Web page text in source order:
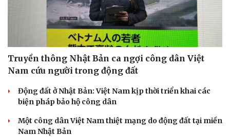
Truyền thông Nhật Bản ca ngợi công dân Việt
Nam cứu người trong động đất
Động đất ở Nhật Bản: Việt Nam kịp thời triển khai các
biện pháp bảo hộ công dân
Một công dân Việt Nam thiệt mạng do động đất tại miền
Nam Nhật Bản